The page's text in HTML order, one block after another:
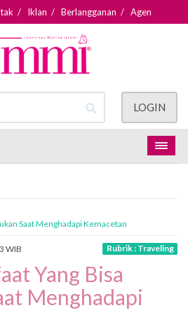
/ Iklan / Berlangganan / Agen
LOGIN
Saat Menghadapi Kemacetan
WIB Rubrik : Traveling
Yang Bisa
Menghadapi